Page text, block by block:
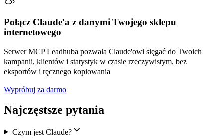
Połącz Claude'a z danymi Twojego sklepu
internetowego
Serwer MCP Leadhuba pozwala Claude'owi sięgać do Twoich
kampanii, klientów i statystyk w czasie rzeczywistym, bez
eksportów i ręcznego kopiowania.
Wypróbuj za darmo
Najczęstsze pytania
Czym jest Claude?